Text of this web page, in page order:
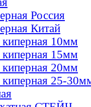
Россия
Китай
киперная 10мм
киперная 15мм
киперная 20мм
киперная 25-